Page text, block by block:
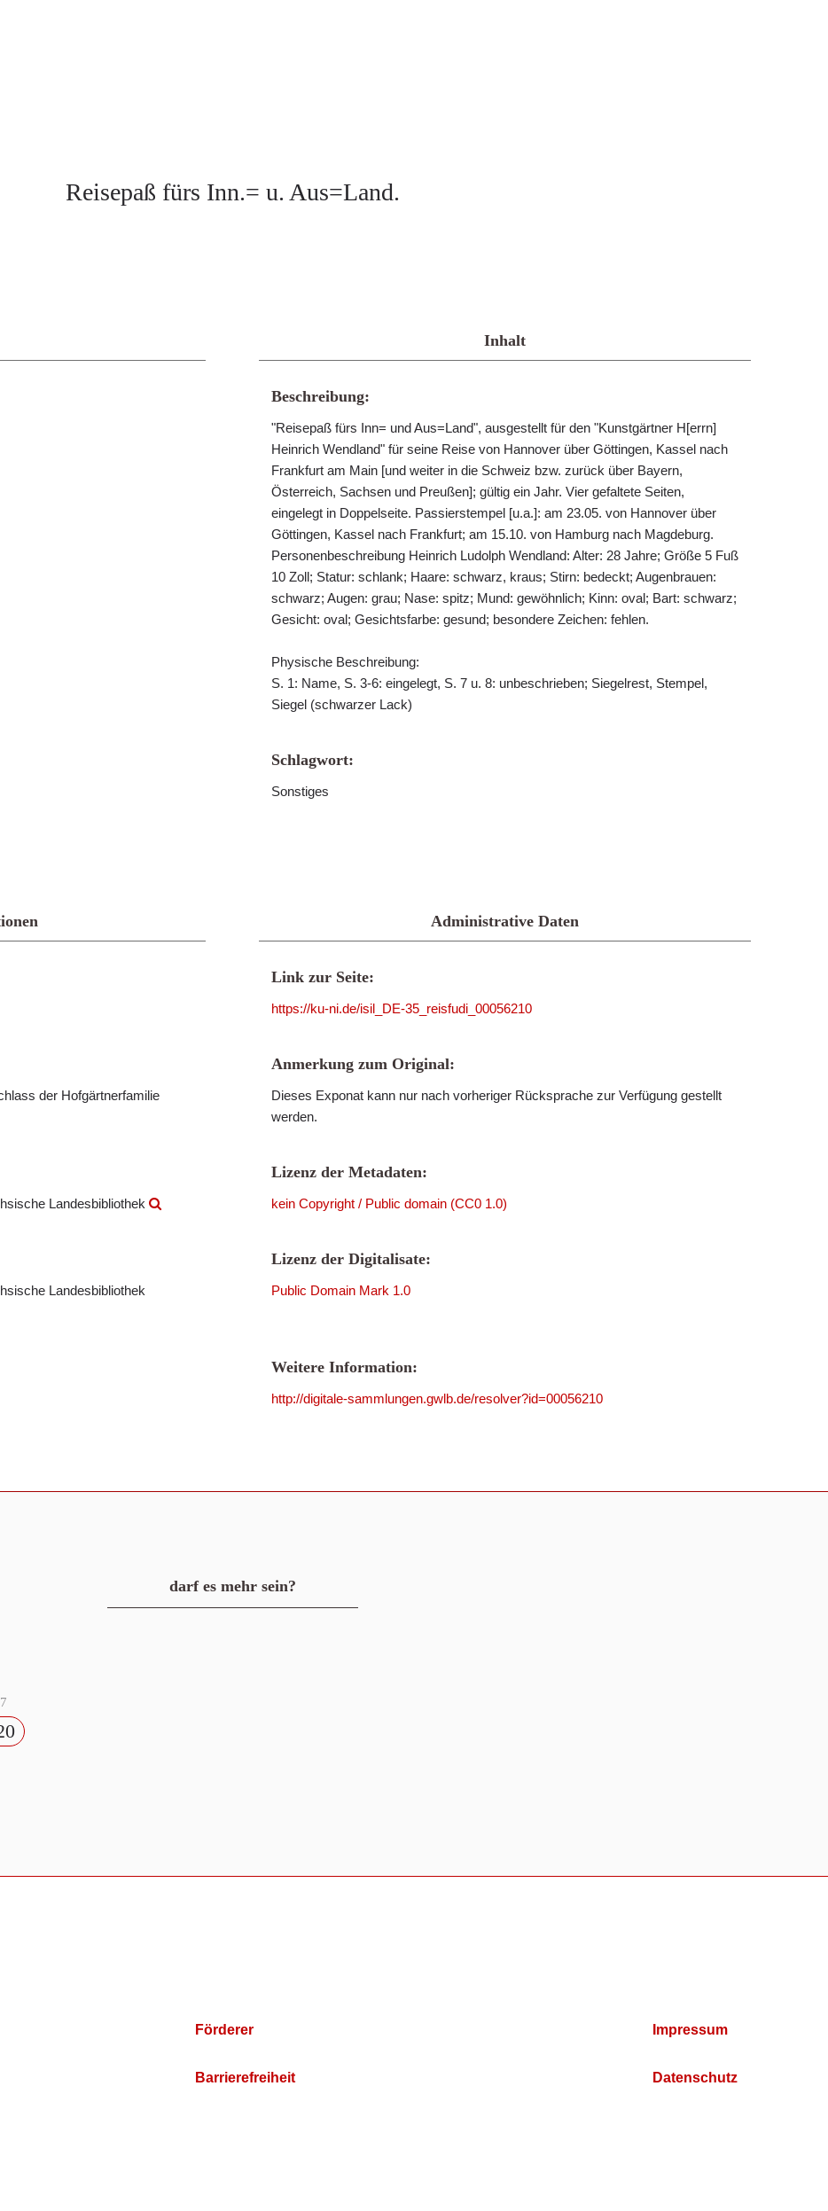
Reisepaß fürs Inn.= u. Aus=Land.
Inhalt
Beschreibung:
"Reisepaß fürs Inn= und Aus=Land", ausgestellt für den "Kunstgärtner H[errn]
Heinrich Wendland" für seine Reise von Hannover über Göttingen, Kassel nach
Frankfurt am Main [und weiter in die Schweiz bzw. zurück über Bayern,
Österreich, Sachsen und Preußen]; gültig ein Jahr. Vier gefaltete Seiten,
eingelegt in Doppelseite. Passierstempel [u.a.]: am 23.05. von Hannover über
Göttingen, Kassel nach Frankfurt; am 15.10. von Hamburg nach Magdeburg.
Personenbeschreibung Heinrich Ludolph Wendland: Alter: 28 Jahre; Größe 5 Fuß
10 Zoll; Statur: schlank; Haare: schwarz, kraus; Stirn: bedeckt; Augenbrauen:
schwarz; Augen: grau; Nase: spitz; Mund: gewöhnlich; Kinn: oval; Bart: schwarz;
Gesicht: oval; Gesichtsfarbe: gesund; besondere Zeichen: fehlen.
Physische Beschreibung:
S. 1: Name, S. 3-6: eingelegt, S. 7 u. 8: unbeschrieben; Siegelrest, Stempel,
Siegel (schwarzer Lack)
Schlagwort:
Sonstiges
der Hofgärtnerfamilie
Landesbibliothek
Landesbibliothek
Administrative Daten
Link zur Seite:
https://ku-ni.de/isil_DE-35_reisfudi_00056210
Anmerkung zum Original:
Dieses Exponat kann nur nach vorheriger Rücksprache zur Verfügung gestellt
werden.
Lizenz der Metadaten:
kein Copyright / Public domain (CC0 1.0)
Lizenz der Digitalisate:
Public Domain Mark 1.0
Weitere Information:
http://digitale-sammlungen.gwlb.de/resolver?id=00056210
darf es mehr sein?
Förderer
Barrierefreiheit
Impressum
Datenschutz